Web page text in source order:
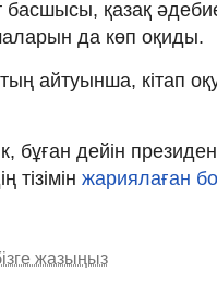
басшысы, қазақ
да көп оқиды.
айтуынша, кітап
бұған дейін
тізімін жариялаған
жазыңыз